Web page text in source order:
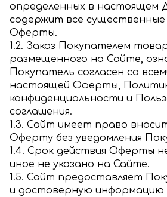
определенных в настоящем
содержит все существенные
Оферты.
1.2. Заказ Покупателем
размещенного на Сайте,
Покупатель согласен со
настоящей Оферты,
конфиденциальности и
соглашения.
1.3. Сайт имеет право
Оферту без уведомления
1.4. Срок действия Оферты
иное не указано на Сайте.
1.5. Сайт предоставляет
и достоверную